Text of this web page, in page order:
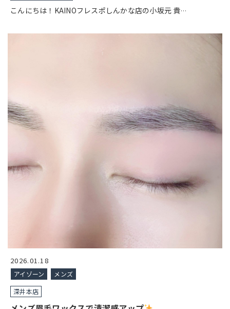
こんにちは！KAINOフレスポしんかな店の小坂元 貴…
2026.01.18
アイゾーン
メンズ
深井本店